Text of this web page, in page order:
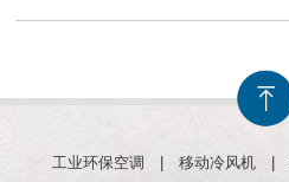
工业环保空调 移动冷风机